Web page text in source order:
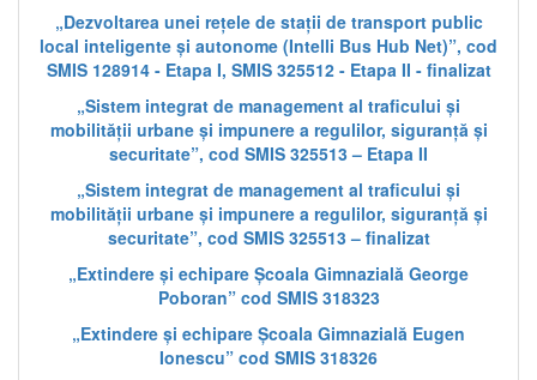
„Dezvoltarea unei rețele de stații de transport public
local inteligente și autonome (Intelli Bus Hub Net)”, cod
SMIS 128914 - Etapa I, SMIS 325512 - Etapa II - finalizat
„Sistem integrat de management al traficului și
mobilității urbane și impunere a regulilor, siguranță și
securitate”, cod SMIS 325513 – Etapa II
„Sistem integrat de management al traficului și
mobilității urbane și impunere a regulilor, siguranță și
securitate”, cod SMIS 325513 – finalizat
„Extindere și echipare Școala Gimnazială George
Poboran” cod SMIS 318323
„Extindere și echipare Școala Gimnazială Eugen
Ionescu” cod SMIS 318326